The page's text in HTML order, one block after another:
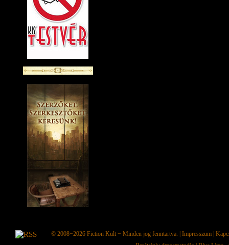
© 2008−2026 Fiction Kult − Minden jog fenntartva. | Impresszum